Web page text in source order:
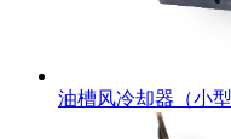
油槽风冷却器（小